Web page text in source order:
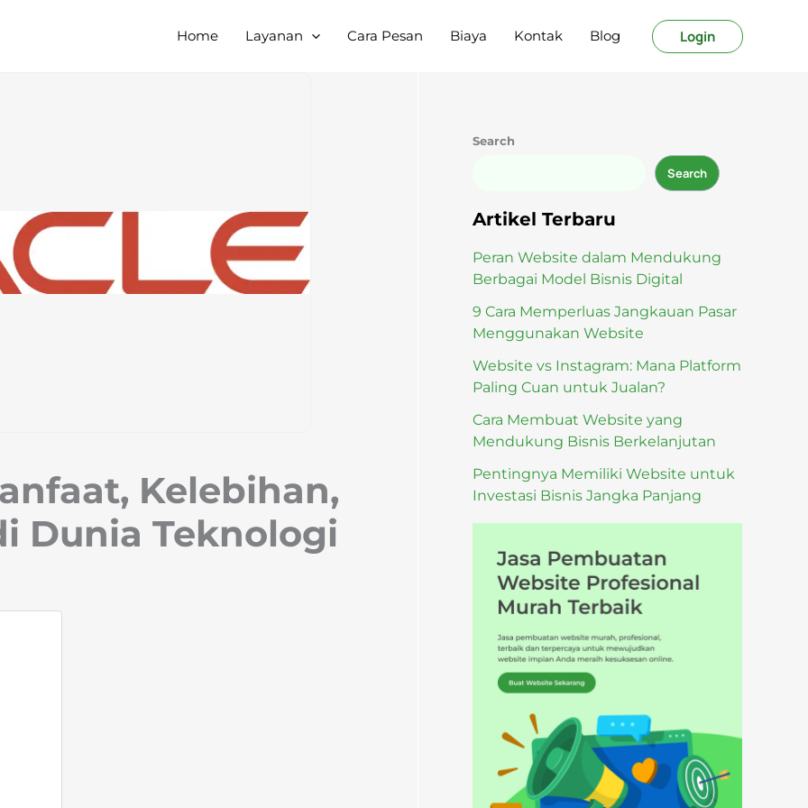
Home Layanan Cara Pesan Biaya Kontak Blog Login
Kelebihan,
Dunia Teknologi
Search
Search
Artikel Terbaru
Peran Website dalam Mendukung
Berbagai Model Bisnis Digital
9 Cara Memperluas Jangkauan Pasar
Menggunakan Website
Website vs Instagram: Mana Platform
Paling Cuan untuk Jualan?
Cara Membuat Website yang
Mendukung Bisnis Berkelanjutan
Pentingnya Memiliki Website untuk
Investasi Bisnis Jangka Panjang